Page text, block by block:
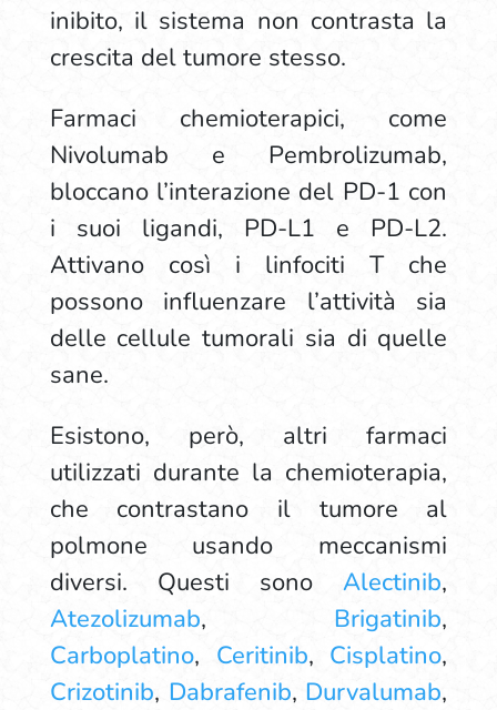
inibito, il sistema non contrasta la
crescita del tumore stesso.
Farmaci chemioterapici, come
Nivolumab e Pembrolizumab,
bloccano l’interazione del PD-1 con
i suoi ligandi, PD-L1 e PD-L2.
Attivano così i linfociti T che
possono influenzare l’attività sia
delle cellule tumorali sia di quelle
sane.
Esistono, però, altri farmaci
utilizzati durante la chemioterapia,
che contrastano il tumore al
polmone usando meccanismi
diversi. Questi sonoAlectinib,
Atezolizumab, Brigatinib,
Carboplatino, Ceritinib, Cisplatino,
Crizotinib, Dabrafenib, Durvalumab,